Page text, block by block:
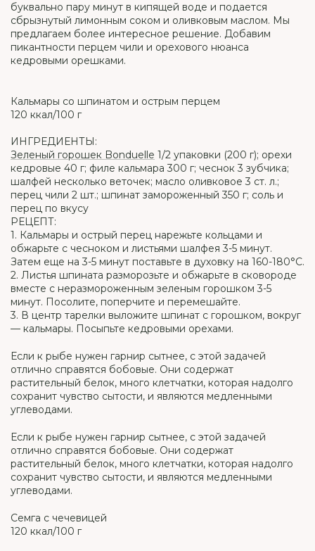
буквально пару минут в кипящей воде и подается
сбрызнутый лимонным соком и оливковым маслом. Мы
предлагаем более интересное решение. Добавим
пикантности перцем чили и орехового нюанса
кедровыми орешками.
Кальмары со шпинатом и острым перцем
120 ккал/100 г
ИНГРЕДИЕНТЫ:
Зеленый горошек Bonduelle 1/2 упаковки (200 г); орехи
кедровые 40 г; филе кальмара 300 г; чеснок 3 зубчика;
шалфей несколько веточек; масло оливковое 3 ст. л.;
перец чили 2 шт.; шпинат замороженный 350 г; соль и
перец по вкусу
РЕЦЕПТ:
1. Кальмары и острый перец нарежьте кольцами и
обжарьте с чесноком и листьями шалфея 3-5 минут.
Затем еще на 3-5 минут поставьте в духовку на 160-180°С.
2. Листья шпината разморозьте и обжарьте в сковороде
вместе с неразмороженным зеленым горошком 3-5
минут. Посолите, поперчите и перемешайте.
3. В центр тарелки выложите шпинат с горошком, вокруг
— кальмары. Посыпьте кедровыми орехами.
Если к рыбе нужен гарнир сытнее, с этой задачей
отлично справятся бобовые. Они содержат
растительный белок, много клетчатки, которая надолго
сохранит чувство сытости, и являются медленными
углеводами.
Если к рыбе нужен гарнир сытнее, с этой задачей
отлично справятся бобовые. Они содержат
растительный белок, много клетчатки, которая надолго
сохранит чувство сытости, и являются медленными
углеводами.
Семга с чечевицей
120 ккал/100 г